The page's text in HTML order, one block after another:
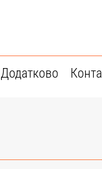
Додатково